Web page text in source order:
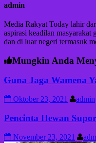
admin
Media Rakyat Today lahir
aspirasi keadilan masyarakat
dan di luar negeri termasuk
Mungkin Anda
Guna Jaga Wamena
Oktober 23, 2021 admin
Pencinta Hewan
November 23, 2021